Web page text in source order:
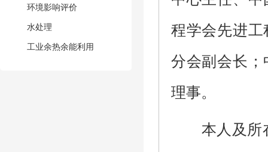
环境影响评价
水处理
工业余热余能利用
程学会先进
分会副会长
理事。
本人及所